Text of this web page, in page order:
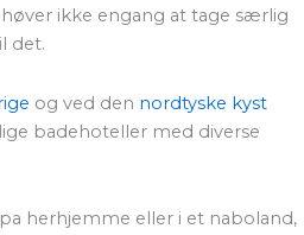
ikke engang at tage særlig
det.
og ved den nordtyske kyst
badehoteller med diverse
herhjemme eller i et naboland,